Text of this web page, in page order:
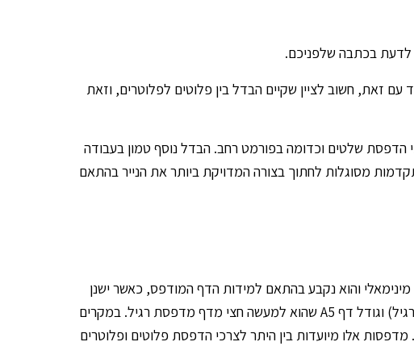
לדעת בכתבה שלפניכם.
זאת, חשוב לציין שקיים הבדל בין פלוטים לפלוטרים, וזאת
הדפסת שלטים וכדומה בפורמט רחב. הבדל נוסף טמון בעבודה
מסוגלות לחתוך בצורה המדויקת ביותר את הנייר בהתאם
והוא נקבע בהתאם למידות הדף המודפס, כאשר ישנן
שלוש מידות עיקריות המשמשות לצרכי הדפסה דיגיטלית או הדפסת אופסט: גודל דף A3, גודל דף A 4 (דף מדפסת רגיל) וגודל דף A5 שהוא למעשה חצי מדף מדפסת רגיל. במקרים
אלו מיועדות בין היתר לצרכי הדפסת פלוטים ופלוטרים